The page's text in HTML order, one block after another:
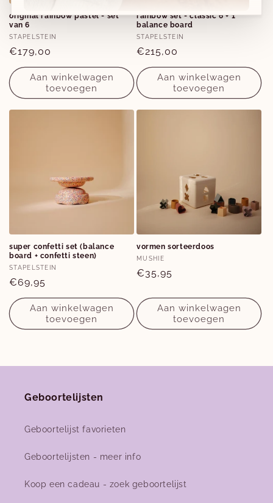
original rainbow pastel - set
van 6
Verkoper:
STAPELSTEIN
Normale
prijs
€179,00
Aan winkelwagen
toevoegen
rainbow set - classic 6 + 1
balance board
Verkoper:
STAPELSTEIN
Normale
prijs
€215,00
Aan winkelwagen
toevoegen
super confetti set (balance
board + confetti steen)
Verkoper:
STAPELSTEIN
Normale
prijs
€69,95
Aan winkelwagen
toevoegen
vormen sorteerdoos
Verkoper:
MUSHIE
Normale
€35,95
Aan winkelwagen
toevoegen
Geboortelijsten
Geboortelijst favorieten
Geboortelijsten - meer info
Koop een cadeau - zoek geboortelijst
Nieuwe collecties!
Nieuwe herfst-winter collecties in ons clubje &
nu ookonline!